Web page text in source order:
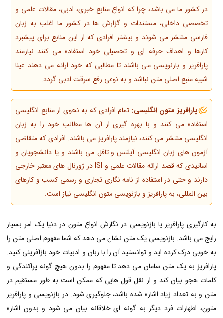
در کشور ما می باشد، چرا که انواع منابع خبری، ادبی، مقالات علمی و
تخصصی داخلی، مستندات و گزارش ها در کشور ما اغلب به زبان
فارسی منتشر می شوند و بیشتر افرادی که از این منابع برای پیشبرد
کارها و اهداف حرفه ای و تحصیلی خود استفاده می کنند نیازمند
پارافریز و بازنویسی می باشند تا مطالبی که خود ارائه می دهند عینا
شبیه منبع اصلی متن نباشد و به نوعی رفع سرقت ادبی گردد.
پارافریز متون انگلیسی: تمام افرادی که به نحوی از منابع انگلیسی
استفاده می کنند و با بهره گیری از آن ها مطالب خود را به زبان
انگلیسی منتشر می کنند، نیازمند پارافریز می باشند. افرادی که متقاضی
آزمون های زبان انگلیسی آیلتس و تافل می باشند و یا دانشجویان و
اساتیدی که قصد ارائه مقالات علمی و ISI در ژورنال های معتبر خارجی
دارند و حتی در استفاده از نامه نگاری تجاری و رسمی کسب و کارهای
بین المللی، به پارافریز و بازنویسی متون انگلیسی نیاز است.
به کارگیری پارافریز یا بازنویسی در نگارش انواع متون در دنیا یک امر بسیار
رایج می باشد. بازنویسی یک متن نشان می دهد که شما مفهوم اصلی متن را
به خوبی درک کرده اید و توانستید آن را با زبان و ادبیات خود بازآفرینی کنید.
پارافریز به یک متن سامان می دهد تا مفهوم را بدون هیچ گونه پراکندگی و
کلمات هجو بیان کند و از نقل قول هایی که ممکن است به طور مستقیم در
متن و به تعداد زیاد اشاره شده باشد، جلوگیری شود. در بازنویسی و پارافریز
متون، اظهارات فرد دیگر به گونه ای خلاقانه بیان می شود و بدون اشاره